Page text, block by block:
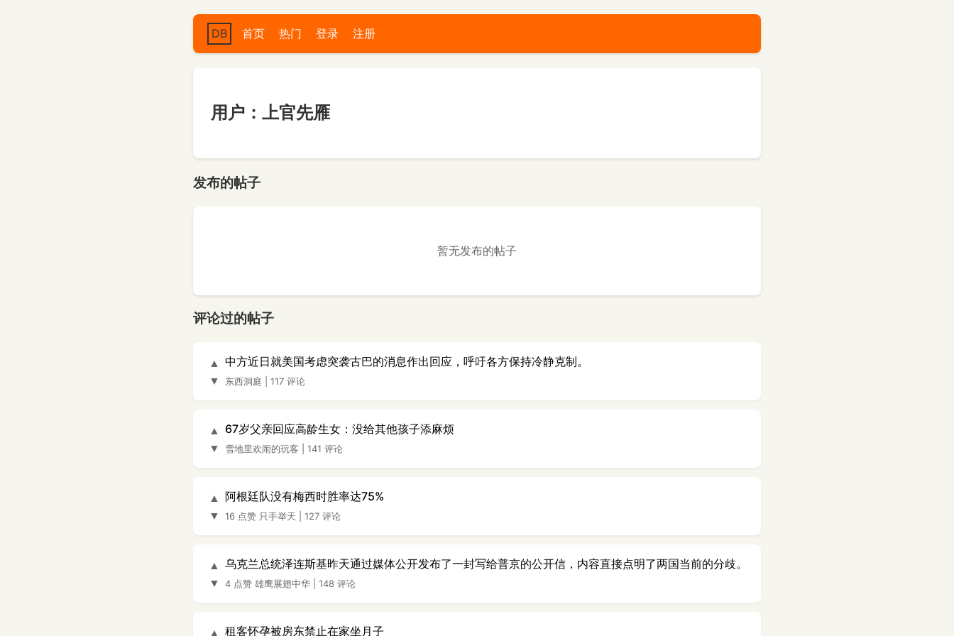
DB 首页 热门 登录 注册
用户：上官先雁
发布的帖子
暂无发布的帖子
评论过的帖子
▲
▼
中方近日就美国考虑突袭古巴的消息作出回应，呼吁各方保持冷静克制。
东西洞庭 117 评论
▲
▼
67岁父亲回应高龄生女：没给其他孩子添麻烦
雪地里欢闹的玩客 141 评论
▲
▼
阿根廷队没有梅西时胜率达75%
16 点赞 只手举天 127 评论
▲
▼
乌克兰总统泽连斯基昨天通过媒体公开发布了一封写给普京的公开信，内容直接点明了两国当前的分歧。
4 点赞 雄鹰展翅中华 148 评论
▲ 租客怀孕被房东禁止在家坐月子